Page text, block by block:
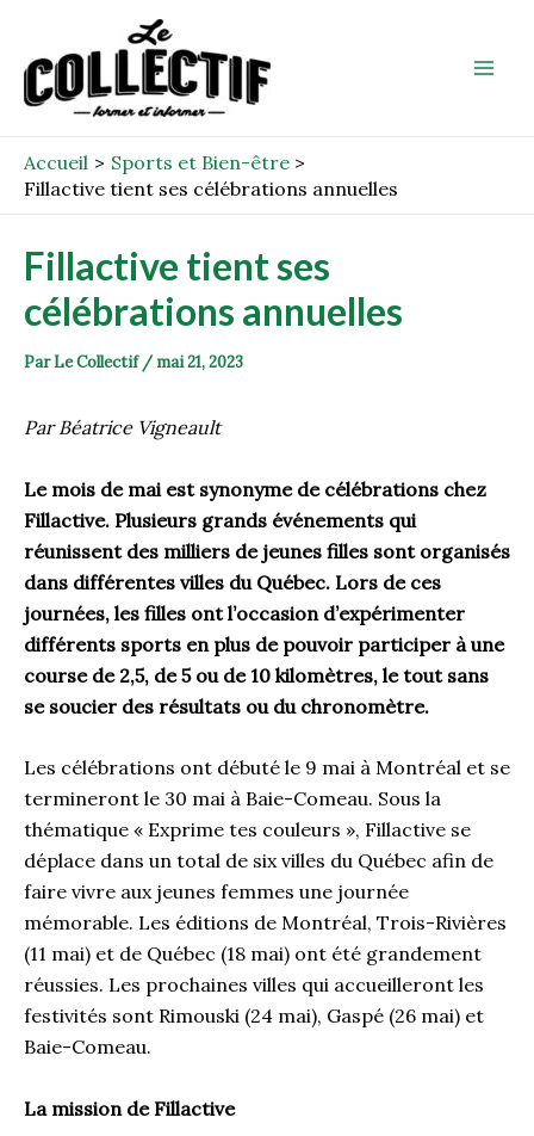
contenu
Accueil
Sports et Bien-être
Fillactive tient ses célébrations annuelles
Fillactive tient ses
célébrations annuelles
ParLe Collectif / mai 21, 2023
Par Béatrice Vigneault
Le mois de mai est synonyme de célébrations chez
Fillactive. Plusieurs grands événements qui
réunissent des milliers de jeunes filles sont organisés
dans différentes villes du Québec. Lors de ces
journées, les filles ont l’occasion d’expérimenter
différents sports en plus de pouvoir participer à une
course de 2,5, de 5 ou de 10 kilomètres, le tout sans
se soucier des résultats ou du chronomètre.
Les célébrations ont débuté le 9 mai à Montréal et se
termineront le 30 mai à Baie-Comeau. Sous la
thématique « Exprime tes couleurs », Fillactive se
déplace dans un total de six villes du Québec afin de
faire vivre aux jeunes femmes une journée
mémorable. Les éditions de Montréal, Trois-Rivières
(11 mai) et de Québec (18 mai) ont été grandement
réussies. Les prochaines villes qui accueilleront les
festivités sont Rimouski (24 mai), Gaspé (26 mai) et
Baie-Comeau.
La mission de Fillactive
navigation